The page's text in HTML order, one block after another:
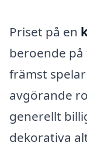
Priset på en
beroende
främst
avgörande
generellt
dekorativa